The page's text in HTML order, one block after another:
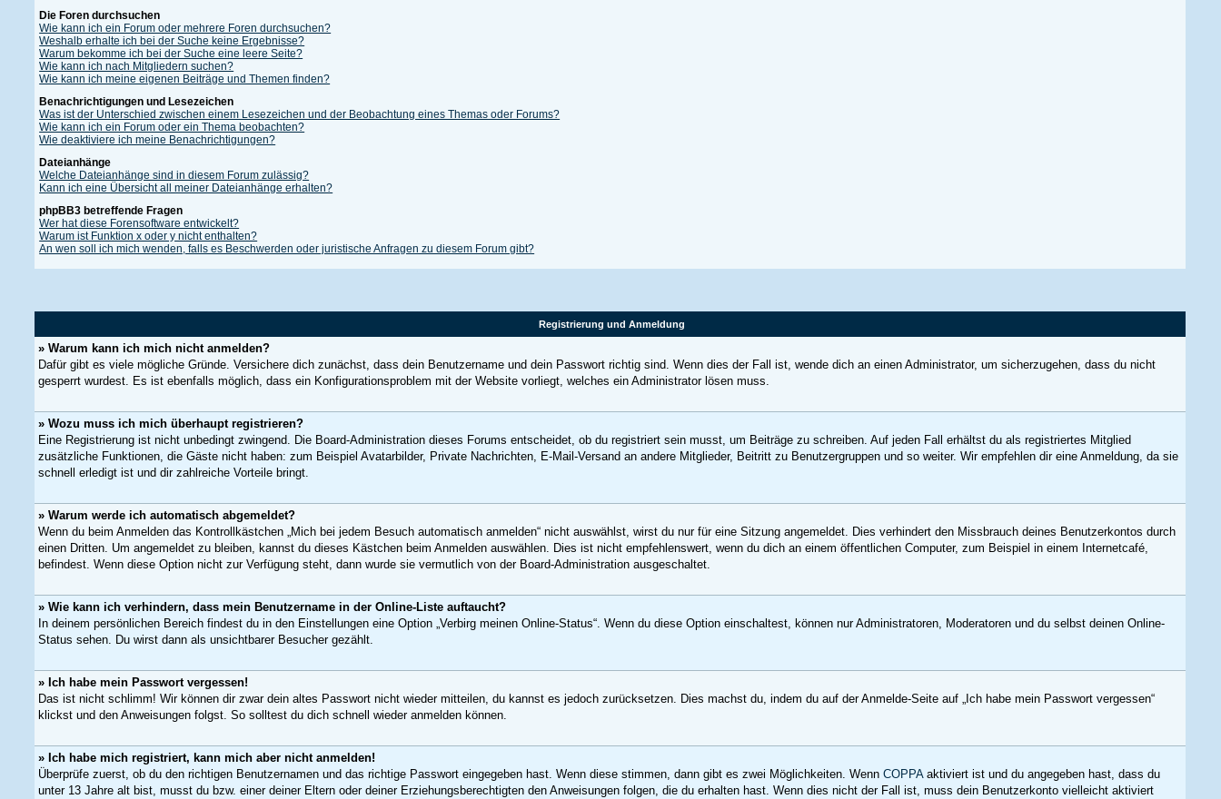
Die Foren durchsuchen
Wie kann ich ein Forum oder mehrere Foren durchsuchen?
Weshalb erhalte ich bei der Suche keine Ergebnisse?
Warum bekomme ich bei der Suche eine leere Seite?
Wie kann ich nach Mitgliedern suchen?
Wie kann ich meine eigenen Beiträge und Themen finden?
Benachrichtigungen und Lesezeichen
Was ist der Unterschied zwischen einem Lesezeichen und der Beobachtung eines Themas oder Forums?
Wie kann ich ein Forum oder ein Thema beobachten?
Wie deaktiviere ich meine Benachrichtigungen?
Dateianhänge
Welche Dateianhänge sind in diesem Forum zulässig?
Kann ich eine Übersicht all meiner Dateianhänge erhalten?
phpBB3 betreffende Fragen
Wer hat diese Forensoftware entwickelt?
Warum ist Funktion x oder y nicht enthalten?
An wen soll ich mich wenden, falls es Beschwerden oder juristische Anfragen zu diesem Forum gibt?
Registrierung und Anmeldung
» Warum kann ich mich nicht anmelden?
Dafür gibt es viele mögliche Gründe. Versichere dich zunächst, dass dein Benutzername und dein Passwort richtig sind. Wenn dies der Fall ist, wende dich an einen Administrator, um sicherzugehen, dass du nicht
gesperrt wurdest. Es ist ebenfalls möglich, dass ein Konfigurationsproblem mit der Website vorliegt, welches ein Administrator lösen muss.
» Wozu muss ich mich überhaupt registrieren?
Eine Registrierung ist nicht unbedingt zwingend. Die Board-Administration dieses Forums entscheidet, ob du registriert sein musst, um Beiträge zu schreiben. Auf jeden Fall erhältst du als registriertes Mitglied
zusätzliche Funktionen, die Gäste nicht haben: zum Beispiel Avatarbilder, Private Nachrichten, E-Mail-Versand an andere Mitglieder, Beitritt zu Benutzergruppen und so weiter. Wir empfehlen dir eine Anmeldung, da sie
schnell erledigt ist und dir zahlreiche Vorteile bringt.
» Warum werde ich automatisch abgemeldet?
Wenn du beim Anmelden das Kontrollkästchen „Mich bei jedem Besuch automatisch anmelden“ nicht auswählst, wirst du nur für eine Sitzung angemeldet. Dies verhindert den Missbrauch deines Benutzerkontos durch
einen Dritten. Um angemeldet zu bleiben, kannst du dieses Kästchen beim Anmelden auswählen. Dies ist nicht empfehlenswert, wenn du dich an einem öffentlichen Computer, zum Beispiel in einem Internetcafé,
befindest. Wenn diese Option nicht zur Verfügung steht, dann wurde sie vermutlich von der Board-Administration ausgeschaltet.
» Wie kann ich verhindern, dass mein Benutzername in der Online-Liste auftaucht?
In deinem persönlichen Bereich findest du in den Einstellungen eine Option „Verbirg meinen Online-Status“. Wenn du diese Option einschaltest, können nur Administratoren, Moderatoren und du selbst deinen Online-
Status sehen. Du wirst dann als unsichtbarer Besucher gezählt.
» Ich habe mein Passwort vergessen!
Das ist nicht schlimm! Wir können dir zwar dein altes Passwort nicht wieder mitteilen, du kannst es jedoch zurücksetzen. Dies machst du, indem du auf der Anmelde-Seite auf „Ich habe mein Passwort vergessen“
klickst und den Anweisungen folgst. So solltest du dich schnell wieder anmelden können.
» Ich habe mich registriert, kann mich aber nicht anmelden!
Überprüfe zuerst, ob du den richtigen Benutzernamen und das richtige Passwort eingegeben hast. Wenn diese stimmen, dann gibt es zwei Möglichkeiten. WennCOPPAaktiviert ist und du angegeben hast, dass du
unter 13 Jahre alt bist, musst du bzw. einer deiner Eltern oder deiner Erziehungsberechtigten den Anweisungen folgen, die du erhalten hast. Wenn dies nicht der Fall ist, muss dein Benutzerkonto vielleicht aktiviert